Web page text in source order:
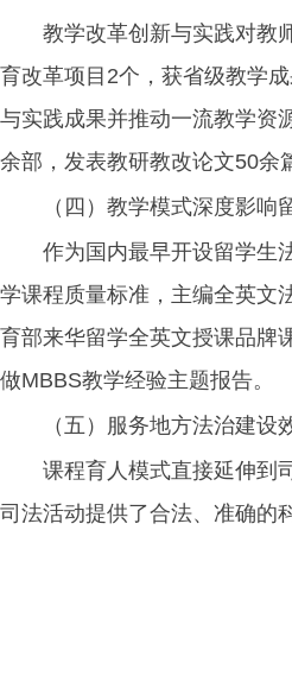
教学改革创新与实践对教
育改革项目2个，获省级教学
与实践成果并推动一流教学资
余部，发表教研教改论文50余
（四）教学模式深度影响
作为国内最早开设留学生
学课程质量标准，主编全英文
育部来华留学全英文授课品牌
做MBBS教学经验主题报告。
（五）服务地方法治建设
课程育人模式直接延伸到
司法活动提供了合法、准确的